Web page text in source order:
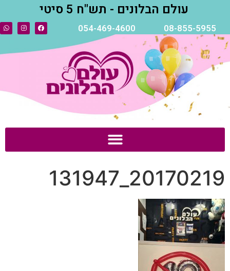
עולם הבלונים - תש"ח 5 סיטי
08-855-5955
054-469-4600
20170219_131947